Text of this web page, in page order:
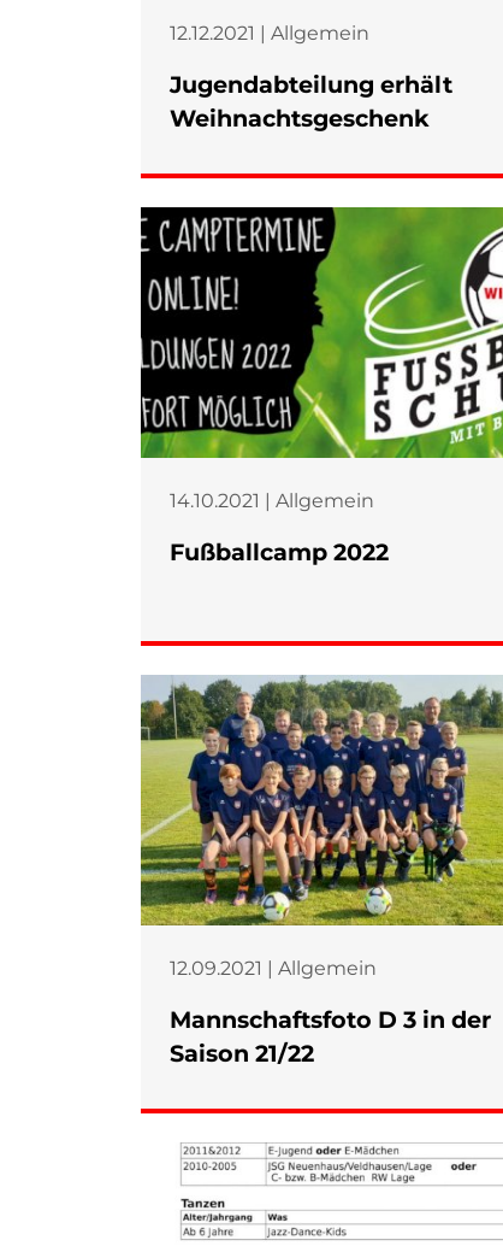
12.12.2021 | Allgemein
Jugendabteilung erhält
Weihnachtsgeschenk
14.10.2021 | Allgemein
Fußballcamp 2022
12.09.2021 | Allgemein
Mannschaftsfoto D 3 in der
Saison 21/22